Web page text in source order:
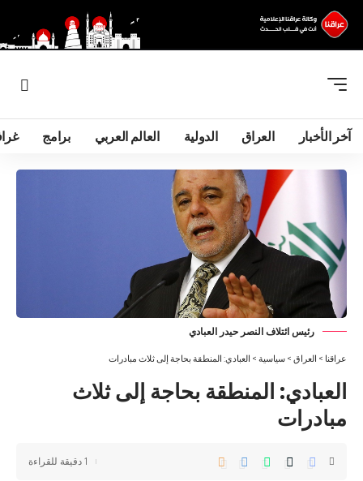
آخر الأخبار العراق الدولية العالم العربي برامج
رئيس ائتلاف النصر حيدر العبادي
عراقنا > العراق > سياسية > العبادي: المنطقة بحاجة إلى ثلاث مبادرات
العبادي: المنطقة بحاجة إلى ثلاث
مبادرات
1 دقيقة للقراءة